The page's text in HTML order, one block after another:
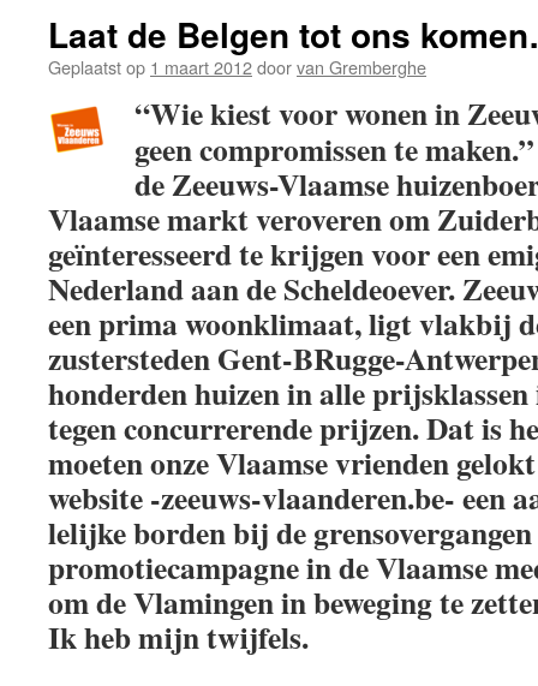
Laat de Belgen tot ons
Geplaatst op 1 maart 2012doorvan Gremberghe
“Wie kiest voor wonen in
geen compromissen te
de Zeeuws-Vlaamse
Vlaamse markt veroveren om
geïnteresseerd te krijgen voor een
Nederland aan de Scheldeoever.
een prima woonklimaat, ligt vlakbij
zustersteden Gent-BRugge-
honderden huizen in alle
tegen concurrerende prijzen. Dat is
moeten onze Vlaamse vrienden
website -zeeuws-vlaanderen.be- een
lelijke borden bij de grensovergangen
promotiecampagne in de Vlaamse
om de Vlamingen in beweging te
Ik heb mijn twijfels.